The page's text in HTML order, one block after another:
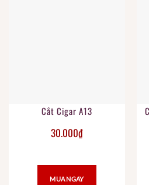
Cắt Cigar A13
30.000₫
MUA NGAY